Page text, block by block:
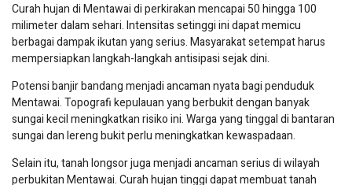
Curah hujan di Mentawai di perkirakan mencapai 50 hingga 100
milimeter dalam sehari. Intensitas setinggi ini dapat memicu
berbagai dampak ikutan yang serius. Masyarakat setempat harus
mempersiapkan langkah-langkah antisipasi sejak dini.
Potensi banjir bandang menjadi ancaman nyata bagi penduduk
Mentawai. Topografi kepulauan yang berbukit dengan banyak
sungai kecil meningkatkan risiko ini. Warga yang tinggal di bantaran
sungai dan lereng bukit perlu meningkatkan kewaspadaan.
Selain itu, tanah longsor juga menjadi ancaman serius di wilayah
perbukitan Mentawai. Curah hujan tinggi dapat membuat tanah